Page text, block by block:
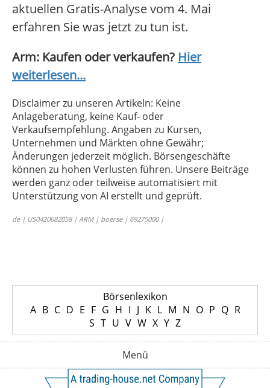
aktuellen Gratis-Analyse vom 4. Mai
erfahren Sie was jetzt zu tun ist.
Arm: Kaufen oder verkaufen? Hier
weiterlesen...
Disclaimer zu unseren Artikeln: Keine
Anlageberatung, keine Kauf- oder
Verkaufsempfehlung. Angaben zu Kursen,
Unternehmen und Märkten ohne Gewähr;
Änderungen jederzeit möglich. Börsengeschäfte
können zu hohen Verlusten führen. Unsere Beiträge
werden ganz oder teilweise automatisiert mit
Unterstützung von AI erstellt und geprüft.
de | US0420682058 | ARM | boerse | 69275000 |
Börsenlexikon
A B C D E F G H I J K L M N O P Q R
S T U V W X Y Z
Menü